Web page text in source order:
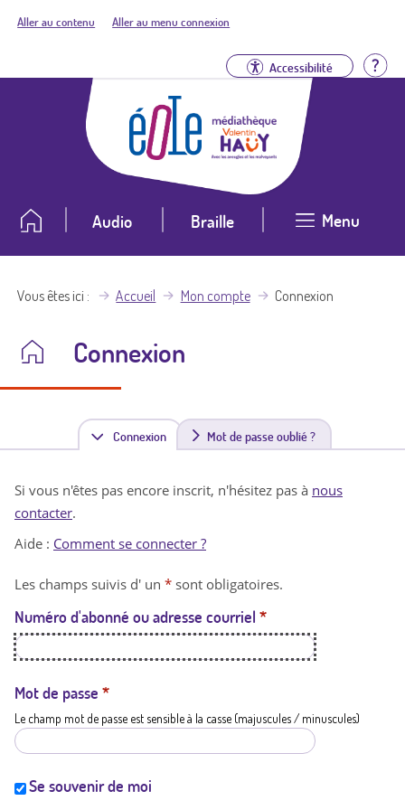
Aller au contenu Aller au menu connexion
Accessibilité
Audio Braille Menu
Vous êtes ici Accueil Mon compte Connexion
Connexion
Connexion(
n
t
a
t
i
Mot de passe oublié ?
Si vous n'êtes pas encore inscrit, n'hésitez pas à nous
contacter.
Aide : Comment se connecter ?
Les champs suivis d' un * sont obligatoires.
Numéro d'abonné ou adresse courriel *
Mot de passe *
Le champ mot de passe est sensible à la casse (majuscules / minuscules)
Se souvenir de moi